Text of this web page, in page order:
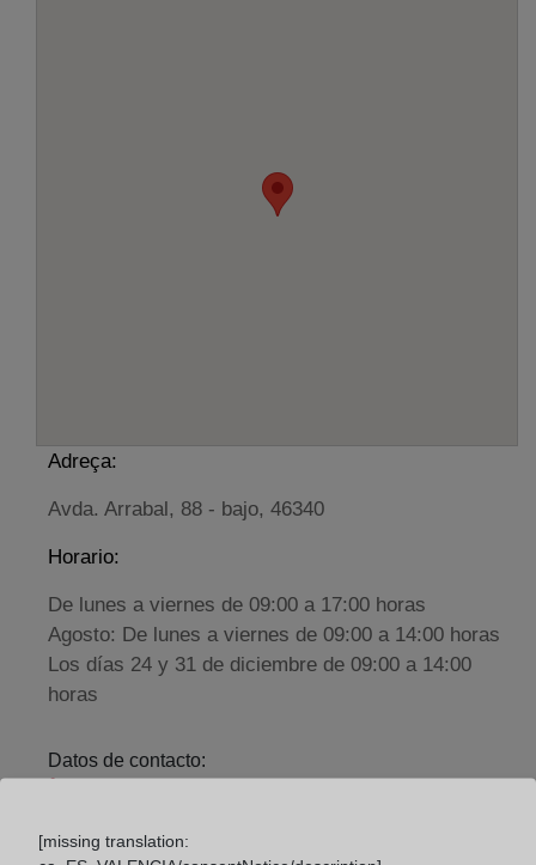
Adreça:
Avda. Arrabal, 88 - bajo, 46340
Horario:
De lunes a viernes de 09:00 a 17:00 horas
Agosto: De lunes a viernes de 09:00 a 14:00 horas
Los días 24 y 31 de diciembre de 09:00 a 14:00
horas
Datos de contacto:
requena@registrodelapropiedad.org
[missing translation: